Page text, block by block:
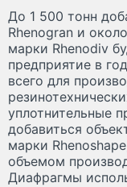
До 1 500 тонн
Rhenogran и
марки Rhenodiv
предприятие в
всего для
уплотнительные
добавиться
марки
объемом
Диафрагмы